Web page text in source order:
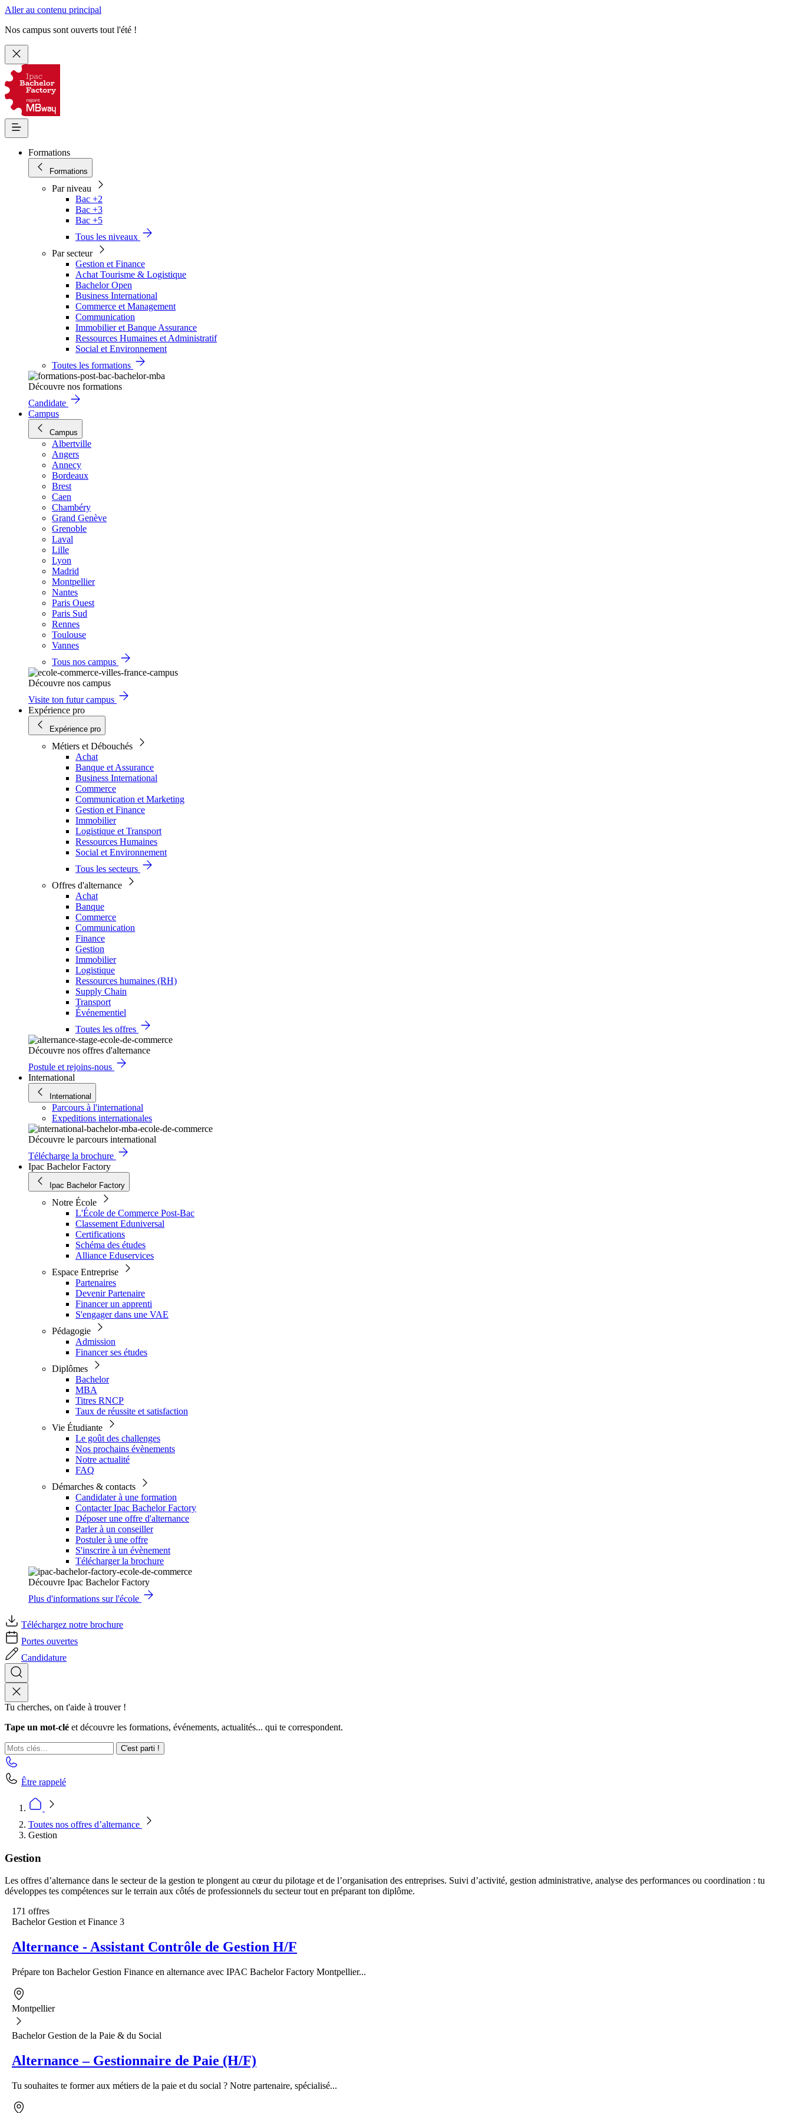
Aller au contenu principal
Nos campus sont ouverts tout l'été !
Formations
Formations
Par niveau
Bac +2
Bac +3
Bac +5
Tous les niveaux
Par secteur
Gestion et Finance
Achat Tourisme & Logistique
Bachelor Open
Business International
Commerce et Management
Communication
Immobilier et Banque Assurance
Ressources Humaines et Administratif
Social et Environnement
Toutes les formations
Découvre nos formations
Candidate
Campus
Campus
Albertville
Angers
Annecy
Bordeaux
Brest
Caen
Chambéry
Grand Genève
Grenoble
Laval
Lille
Lyon
Madrid
Montpellier
Nantes
Paris Ouest
Paris Sud
Rennes
Toulouse
Vannes
Tous nos campus
Découvre nos campus
Visite ton futur campus
Expérience pro
Expérience pro
Métiers et Débouchés
Achat
Banque et Assurance
Business International
Commerce
Communication et Marketing
Gestion et Finance
Immobilier
Logistique et Transport
Ressources Humaines
Social et Environnement
Tous les secteurs
Offres d'alternance
Achat
Banque
Commerce
Communication
Finance
Gestion
Immobilier
Logistique
Ressources humaines (RH)
Supply Chain
Transport
Événementiel
Toutes les offres
Découvre nos offres d'alternance
Postule et rejoins-nous
International
International
Parcours à l'international
Expeditions internationales
Découvre le parcours international
Télécharge la brochure
Ipac Bachelor Factory
Ipac Bachelor Factory
Notre École
L'École de Commerce Post-Bac
Classement Eduniversal
Certifications
Schéma des études
Alliance Eduservices
Espace Entreprise
Partenaires
Devenir Partenaire
Financer un apprenti
S'engager dans une VAE
Pédagogie
Admission
Financer ses études
Diplômes
Bachelor
MBA
Titres RNCP
Taux de réussite et satisfaction
Vie Étudiante
Le goût des challenges
Nos prochains évènements
Notre actualité
FAQ
Démarches & contacts
Candidater à une formation
Contacter Ipac Bachelor Factory
Déposer une offre d'alternance
Parler à un conseiller
Postuler à une offre
S'inscrire à un évènement
Télécharger la brochure
Découvre Ipac Bachelor Factory
Plus d'informations sur l'école
Téléchargez notre brochure
Portes ouvertes
Candidature
Tu cherches, on t'aide à trouver !
Tape un mot-clé et découvre les formations, événements, actualités... qui te correspondent.
C'est parti !
Être rappelé
Toutes nos offres d’alternance
Gestion
Gestion
Les offres d’alternance dans le secteur de la gestion te plongent au cœur du pilotage et de l’organisation des entreprises. Suivi d’activité, gestion administrative, analyse des performances ou coordination : tu
développes tes compétences sur le terrain aux côtés de professionnels du secteur tout en préparant ton diplôme.
171 offres
Bachelor Gestion et Finance 3
Alternance - Assistant Contrôle de Gestion H/F
Prépare ton Bachelor Gestion Finance en alternance avec IPAC Bachelor Factory Montpellier...
Montpellier
Bachelor Gestion de la Paie & du Social
Alternance – Gestionnaire de Paie (H/F)
Tu souhaites te former aux métiers de la paie et du social ? Notre partenaire, spécialisé...